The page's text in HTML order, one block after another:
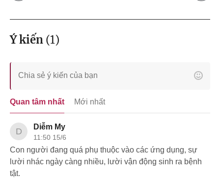
Ý kiến (1)
Quan tâm nhất Mới nhất
D Diễm My
11:50 15/6
Con người đang quá phụ thuộc vào các ứng dụng, sự
lười nhác ngày càng nhiều, lười vận động sinh ra bệnh
tật.